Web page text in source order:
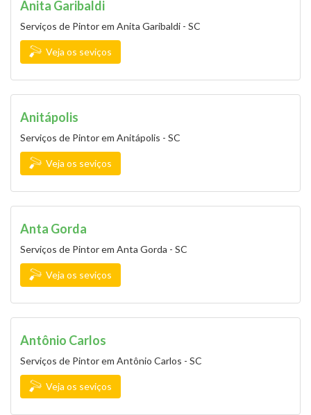
Anita Garibaldi
Serviços de Pintor em Anita Garibaldi - SC
Veja os seviços
Anitápolis
Serviços de Pintor em Anitápolis - SC
Veja os seviços
Anta Gorda
Serviços de Pintor em Anta Gorda - SC
Veja os seviços
Antônio Carlos
Serviços de Pintor em Antônio Carlos - SC
Veja os seviços